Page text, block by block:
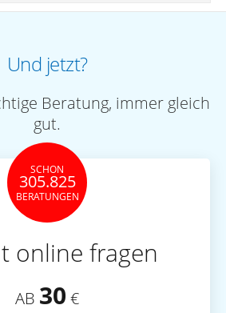
Und jetzt?
Beratung, immer gleich
gut.
SCHON
305.825
BERATUNGEN
online fragen
AB 30 €